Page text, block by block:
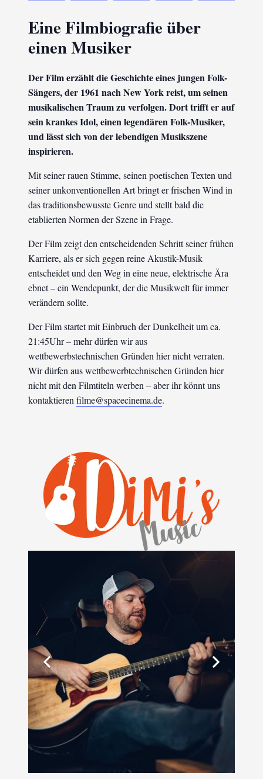
Eine Filmbiografie über
einen Musiker
Der Film erzählt die Geschichte eines jungen Folk-
Sängers, der 1961 nach New York reist, um seinen
musikalischen Traum zu verfolgen. Dort trifft er auf
sein krankes Idol, einen legendären Folk-Musiker,
und lässt sich von der lebendigen Musikszene
inspirieren.
Mit seiner rauen Stimme, seinen poetischen Texten und
seiner unkonventionellen Art bringt er frischen Wind in
das traditionsbewusste Genre und stellt bald die
etablierten Normen der Szene in Frage.
Der Film zeigt den entscheidenden Schritt seiner frühen
Karriere, als er sich gegen reine Akustik-Musik
entscheidet und den Weg in eine neue, elektrische Ära
ebnet – ein Wendepunkt, der die Musikwelt für immer
verändern sollte.
Der Film startet mit Einbruch der Dunkelheit um ca.
21:45Uhr – mehr dürfen wir aus
wettbewerbstechnischen Gründen hier nicht verraten.
Wir dürfen aus wettbewerbtechnischen Gründen hier
nicht mit den Filmtiteln werben – aber ihr könnt uns
kontaktieren filme@spacecinema.de.